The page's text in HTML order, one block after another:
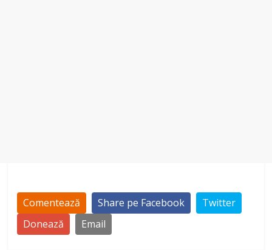
Comentează Share pe Facebook
Twitter
Donează
Email